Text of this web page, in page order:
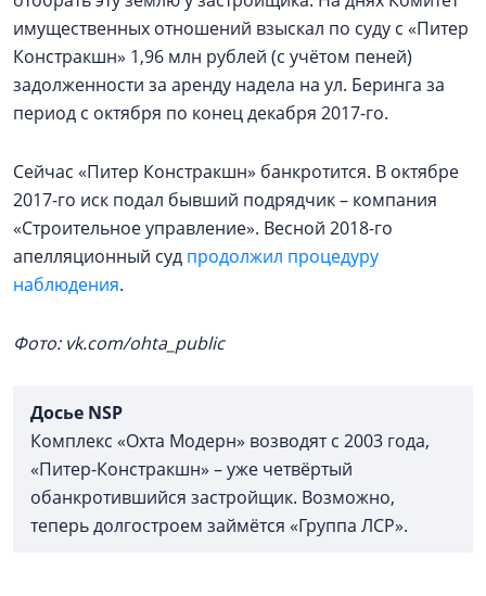
имущественных отношений взыскал по суду с «Питер
Констракшн» 1,96 млн рублей (с учётом пеней)
задолженности за аренду надела на ул. Беринга за
период с октября по конец декабря 2017-го.
Сейчас «Питер Констракшн» банкротится. В октябре
2017-го иск подал бывший подрядчик – компания
«Строительное управление». Весной 2018-го
апелляционный суд продолжил процедуру
наблюдения.
Фото: vk.com/ohta_public
Досье NSP
Комплекс «Охта Модерн» возводят с 2003 года,
«Питер-Констракшн» – уже четвёртый
обанкротившийся застройщик. Возможно,
теперь долгостроем займётся «Группа ЛСР».